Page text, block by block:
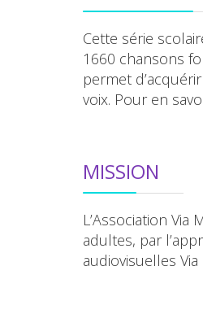
Cette série
1660 chansons
permet
voix. Pour en
MISSION
L’Association
adultes, par
audiovisuelles